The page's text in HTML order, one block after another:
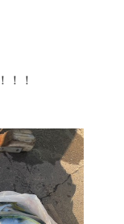
！！